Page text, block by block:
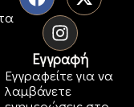
Εγγραφή
Εγγραφείτε για να
λαμβάνετε